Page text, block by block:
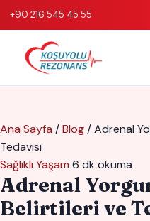
+90 216 545 45 55
Ana Sayfa /Blog/Adrenal
Tedavisi
Sağlıklı Yaşam 6 dk okuma
Adrenal
Belirtileri ve